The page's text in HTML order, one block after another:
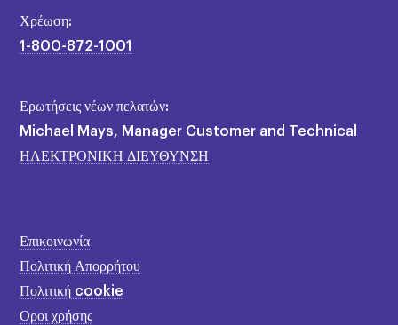
Χρέωση:
1-800-872-1001
Ερωτήσεις νέων πελατών:
Michael Mays, Manager Customer and Technical
ΗΛΕΚΤΡΟΝΙΚΗ ΔΙΕΥΘΥΝΣΗ
Επικοινωνία
Πολιτική Απορρήτου
Πολιτική cookie
Οροι χρήσης